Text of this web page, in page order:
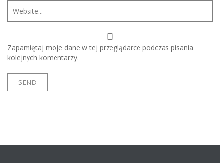
Zapamiętaj moje dane w tej przeglądarce podczas pisania
kolejnych komentarzy.